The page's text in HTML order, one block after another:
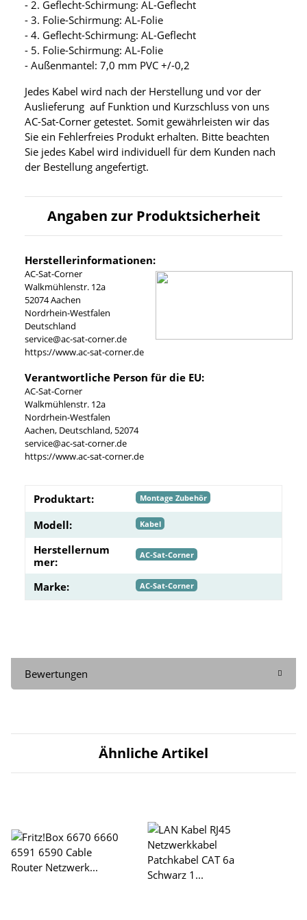
- 2. Geflecht-Schirmung: AL-Geflecht
- 3. Folie-Schirmung: AL-Folie
- 4. Geflecht-Schirmung: AL-Geflecht
- 5. Folie-Schirmung: AL-Folie
- Außenmantel: 7,0 mm PVC +/-0,2
Jedes Kabel wird nach der Herstellung und vor der
Auslieferung auf Funktion und Kurzschluss von uns
AC-Sat-Corner getestet. Somit gewährleisten wir das
Sie ein Fehlerfreies Produkt erhalten. Bitte beachten
Sie jedes Kabel wird individuell für dem Kunden nach
der Bestellung angefertigt.
Angaben zur Produktsicherheit
Herstellerinformationen:
AC-Sat-Corner
Walkmühlenstr. 12a
52074 Aachen
Nordrhein-Westfalen
Deutschland
service@ac-sat-corner.de
https://www.ac-sat-corner.de
Verantwortliche Person für die EU:
AC-Sat-Corner
Walkmühlenstr. 12a
Nordrhein-Westfalen
Aachen, Deutschland, 52074
service@ac-sat-corner.de
https://www.ac-sat-corner.de
Produktart: Montage Zubehör
Modell: Kabel
Herstellernum
mer:
AC-Sat-Corner
Marke: AC-Sat-Corner
Bewertungen
Ähnliche Artikel